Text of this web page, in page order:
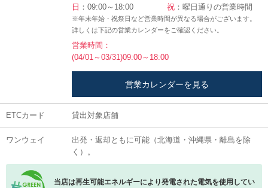
日 ：09:00～18:00 祝 ：曜日通りの営業時間
※年末年始・祝祭日など営業時間が異なる場合がございます。
詳しくは下記の営業カレンダーをご確認ください。
営業時間：
(04/01～03/31)09:00～18:00
営業カレンダーを見る
ETCカード 貸出対象店舗
ワンウェイ
出発・返却ともに可能（北海道・沖縄県・離島を除
く）。
当店は再生可能エネルギーにより発電された電気を使用してい